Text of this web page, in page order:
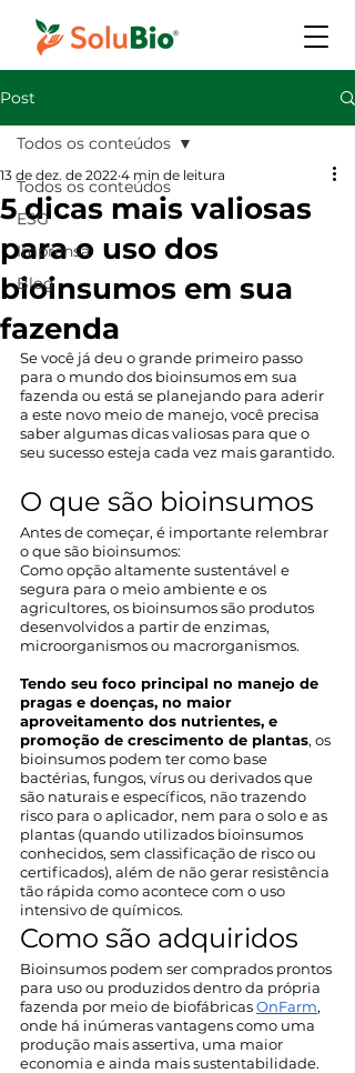
Post
Todos os conteúdos
ESG
Imprensa
Blog
Todos os conteúdos
5 dicas mais valiosas
para o uso dos
bioinsumos em sua
fazenda
13 de dez. de 2022 4 min de leitura
Se você já deu o grande primeiro passo
para o mundo dos bioinsumos em sua
fazenda ou está se planejando para aderir
a este novo meio de manejo, você precisa
saber algumas dicas valiosas para que o
seu sucesso esteja cada vez mais garantido.
O que são bioinsumos
Antes de começar, é importante relembrar
o que são bioinsumos:
Como opção altamente sustentável e
segura para o meio ambiente e os
agricultores, os bioinsumos são produtos
desenvolvidos a partir de enzimas,
microorganismos ou macrorganismos.
Tendo seu foco principal no manejo de
pragas e doenças, no maior
aproveitamento dos nutrientes, e
promoção de crescimento de plantas, os
bioinsumos podem ter como base
bactérias, fungos, vírus ou derivados que
são naturais e específicos, não trazendo
risco para o aplicador, nem para o solo e as
plantas (quando utilizados bioinsumos
conhecidos, sem classificação de risco ou
certificados), além de não gerar resistência
tão rápida como acontece com o uso
intensivo de químicos.
Como são adquiridos
Bioinsumos podem ser comprados prontos
para uso ou produzidos dentro da própria
fazenda por meio de biofábricas OnFarm,
onde há inúmeras vantagens como uma
produção mais assertiva, uma maior
economia e ainda mais sustentabilidade.